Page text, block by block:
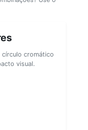
cromático
visual.